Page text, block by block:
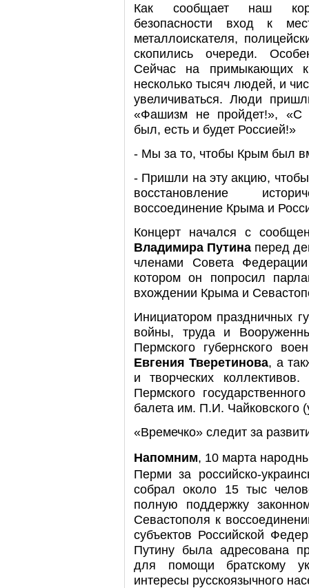
Как сообщает наш
безопасности вход к
металлоискателя,
скопились очереди.
Сейчас на примыкающих
несколько тысяч людей, и
увеличиваться. Люди
«Фашизм не пройдет!», «С
был, есть и будет Россией!»
- Мы за то, чтобы Крым был
- Пришли на эту акцию,
восстановление
воссоединение Крыма и
Концерт начался с
Владимира Путина перед
членами Совета
котором он попросил
вхождении Крыма и
Инициатором праздничных
войны, труда и
Пермского губернского
Евгения Тверетинова, а
и творческих
Пермского
балета им. П.И. Чайковского
«Времечко» следит за
Напомним, 10 марта
Перми за российско-
собрал около 15 тыс
полную поддержку
Севастополя к
субъектов Российской
Путину была адресована
для помощи братскому
интересы русскоязычного